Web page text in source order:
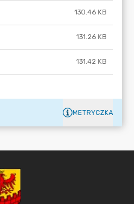
130.46 KB
131.26 KB
131.42 KB
METRYCZKA